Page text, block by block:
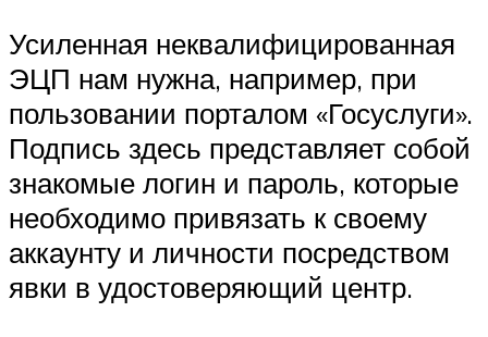
Усиленная неквалифицированная
ЭЦП нам нужна, например, при
пользовании порталом «Госуслуги».
Подпись здесь представляет собой
знакомые логин и пароль, которые
необходимо привязать к своему
аккаунту и личности посредством
явки в удостоверяющий центр.